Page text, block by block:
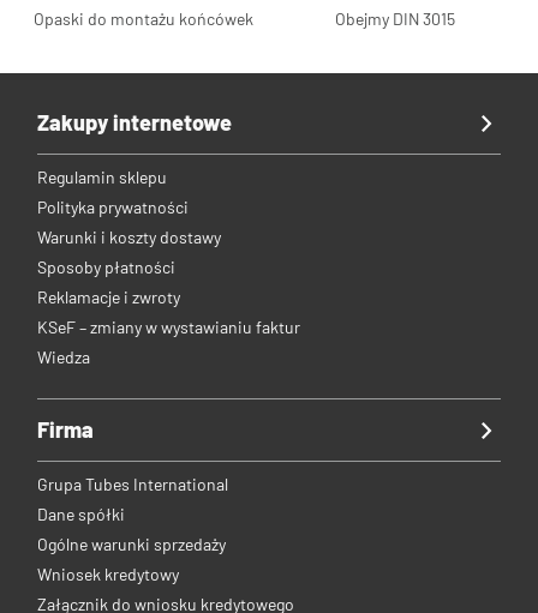
Opaski do montażu końcówek Obejmy DIN 3015
Zakupy internetowe
Regulamin sklepu
Polityka prywatności
Warunki i koszty dostawy
Sposoby płatności
Reklamacje i zwroty
KSeF – zmiany w wystawianiu faktur
Wiedza
Firma
Grupa Tubes International
Dane spółki
Ogólne warunki sprzedaży
Wniosek kredytowy
Załącznik do wniosku kredytowego